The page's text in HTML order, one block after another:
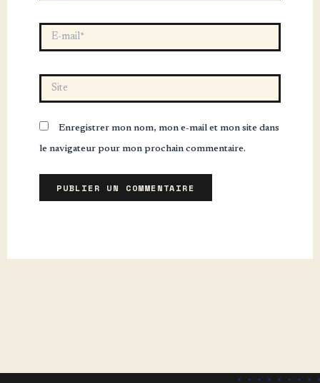
Enregistrer mon nom, mon e-mail et mon site dans
le navigateur pour mon prochain commentaire.